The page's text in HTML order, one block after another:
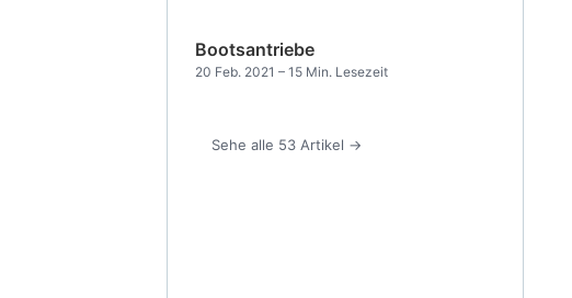
Bootsantriebe
20 Feb. 2021 – 15 Min. Lesezeit
Sehe alle 53 Artikel →